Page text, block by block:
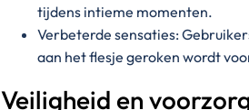
tijdens intieme momenten.
Verbeterde sensaties:
aan het flesje geroken wordt
Veiligheid en